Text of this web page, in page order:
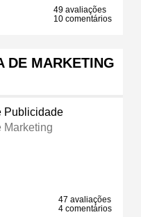
49 avaliações
10 comentários
DE MARKETING
Publicidade
Marketing
47 avaliações
4 comentários